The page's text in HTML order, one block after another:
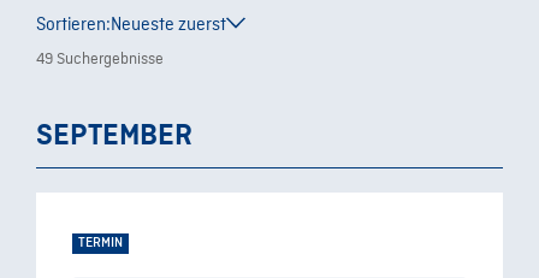
49 Suchergebnisse
SEPTEMBER
TERMIN
Sortieren:Neueste zuerst